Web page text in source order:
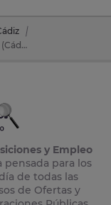
Oposiciones de Auxiliar administrativo en Rota (Cádiz)
y Empleo
para los
de todas las
de Ofertas y